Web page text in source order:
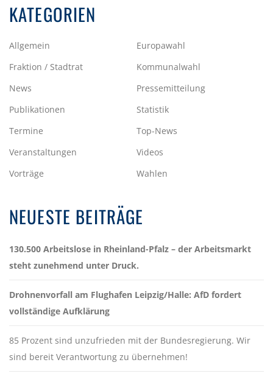
KATEGORIEN
Allgemein
Europawahl
Fraktion / Stadtrat
Kommunalwahl
News
Pressemitteilung
Publikationen
Statistik
Termine
Top-News
Veranstaltungen
Videos
Vorträge
Wahlen
NEUESTE BEITRÄGE
130.500 Arbeitslose in Rheinland-Pfalz – der Arbeitsmarkt
steht zunehmend unter Druck.
Drohnenvorfall am Flughafen Leipzig/Halle: AfD fordert
vollständige Aufklärung
85 Prozent sind unzufrieden mit der Bundesregierung. Wir
sind bereit Verantwortung zu übernehmen!